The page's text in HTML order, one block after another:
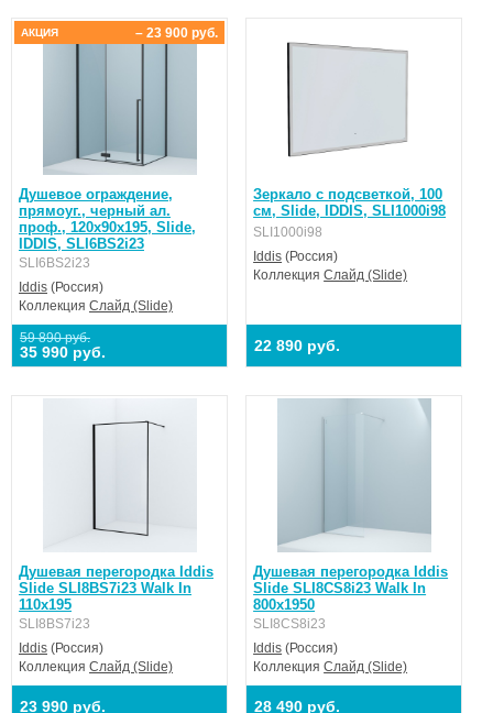
Душевое ограждение,
прямоуг., черный ал.
проф., 120x90x195, Slide,
IDDIS, SLI6BS2i23
SLI6BS2i23
Iddis (Россия)
Коллекция Слайд (Slide)
59 890 руб.
35 990 руб.
– 23 900 руб.
АКЦИЯ
Зеркало с подсветкой, 100
см, Slide, IDDIS, SLI1000i98
SLI1000i98
Iddis (Россия)
КоллекцияСлайд (Slide)
22 890 руб.
Душевая перегородка Iddis
Slide SLI8BS7i23 Walk In
110x195
SLI8BS7i23
Iddis (Россия)
Коллекция Слайд (Slide)
23 990 руб.
Душевая перегородка Iddis
Slide SLI8CS8i23 Walk In
800х1950
SLI8CS8i23
Iddis (Россия)
КоллекцияСлайд (Slide)
28 490 руб.